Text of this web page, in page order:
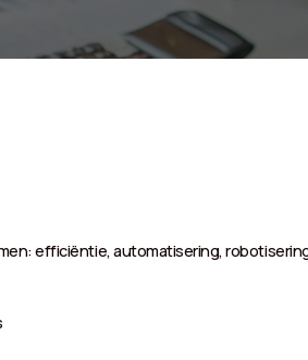
efficiëntie, automatisering,